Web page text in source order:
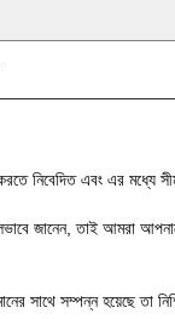
নিবেদিত এবং এর মধ্যে
জানেন, তাই আমরা
সাথে সম্পন্ন হয়েছে